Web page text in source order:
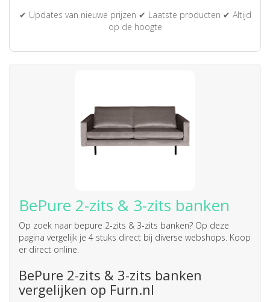
✔ Updates van nieuwe prijzen ✔ Laatste producten ✔ Altijd
op de hoogte
BePure 2-zits & 3-zits banken
Op zoek naar bepure 2-zits & 3-zits banken? Op deze
pagina vergelijk je 4 stuks direct bij diverse webshops. Koop
er direct online.
BePure 2-zits & 3-zits banken
vergelijken op Furn.nl